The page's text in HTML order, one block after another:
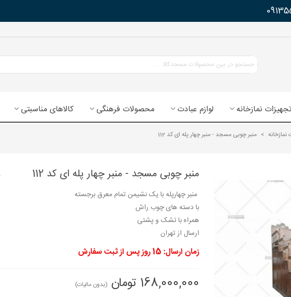
نمازخانه لوازم عبادت محصولات فرهنگی کالاهای مناسبتی
نمازخانه > منبر چوبی مسجد - منبر چهار پله ای کد 112
منبر چوبی مسجد - منبر چهار پله ای کد 112
منبر چهارپله با یک نشیمن تمام معرق برجسته
با دسته های چوب راش
همراه با تشک و پشتی
ارسال از تهران
زمان ارسال: 15 روز پس از ثبت سفارش
168,000,000 تومان (بدون مالیات)